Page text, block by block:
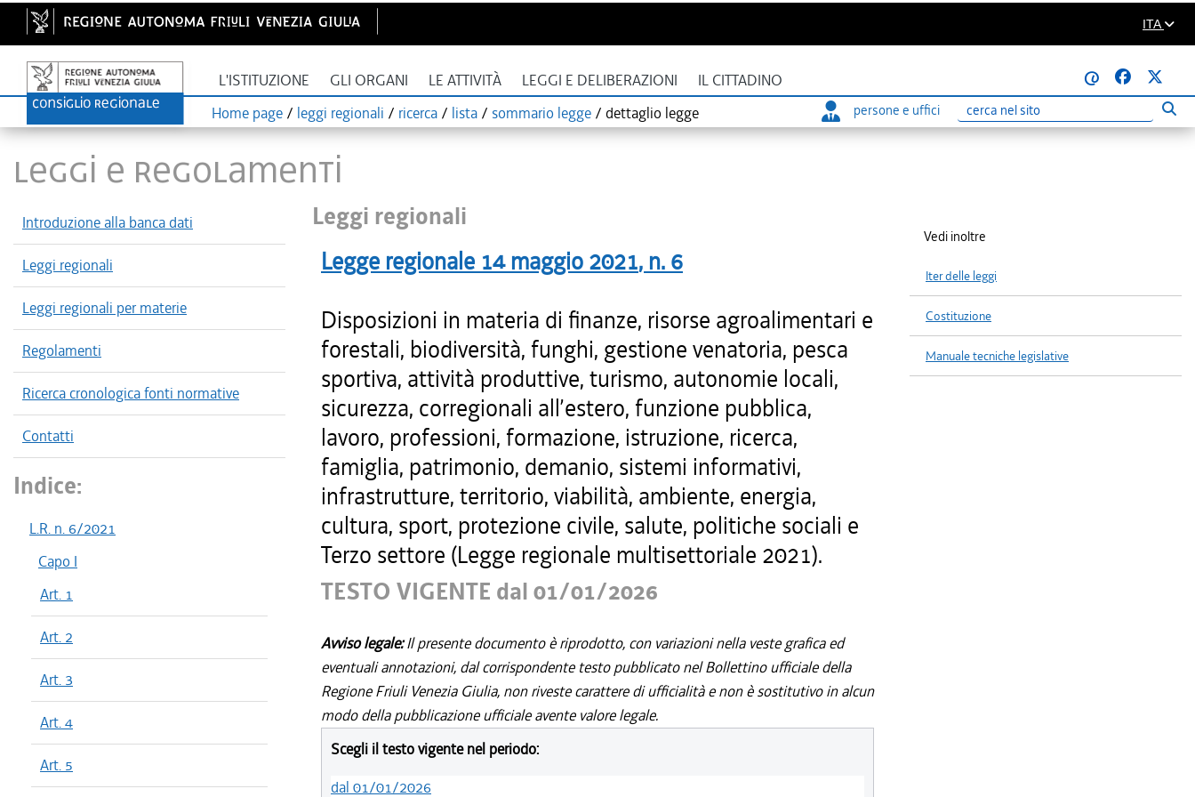
ITA
L'ISTITUZIONE GLI ORGANI LE ATTIVITÀ LEGGI E DELIBERAZIONI IL CITTADINO
@
Home page / leggi regionali / ricerca / lista / sommario legge / dettaglio legge persone e uffici
Ricerca
LEGGI E REGOLAMENTI
Introduzione alla banca dati
Leggi regionali
Leggi regionali per materie
Regolamenti
Ricerca cronologica fonti normative
Contatti
Indice:
L.R. n. 6/2021
Capo I
Art. 1
Art. 2
Art. 3
Art. 4
Art. 5
Leggi regionali
Legge regionale 14 maggio 2021, n. 6
Disposizioni in materia di finanze, risorse agroalimentari e
forestali, biodiversità, funghi, gestione venatoria, pesca
sportiva, attività produttive, turismo, autonomie locali,
sicurezza, corregionali all’estero, funzione pubblica,
lavoro, professioni, formazione, istruzione, ricerca,
famiglia, patrimonio, demanio, sistemi informativi,
infrastrutture, territorio, viabilità, ambiente, energia,
cultura, sport, protezione civile, salute, politiche sociali e
Terzo settore (Legge regionale multisettoriale 2021).
TESTO VIGENTE dal 01/01/2026
Avviso legale:Il presente documento è riprodotto, con variazioni nella veste grafica ed
eventuali annotazioni, dal corrispondente testo pubblicato nel Bollettino ufficiale della
Regione Friuli Venezia Giulia, non riveste carattere di ufficialità e non è sostitutivo in alcun
modo della pubblicazione ufficiale avente valore legale.
Scegli il testo vigente nel periodo:
dal 01/01/2026
Vedi inoltre
Iter delle leggi
Costituzione
Manuale tecniche legislative